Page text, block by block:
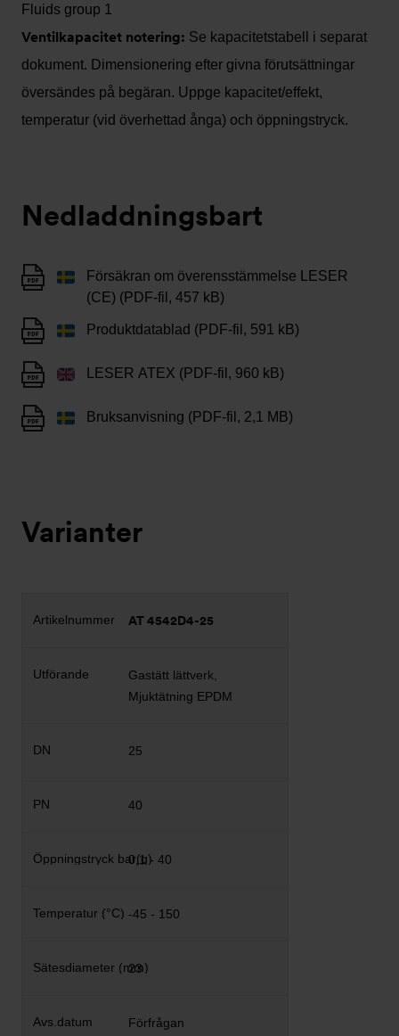
Fluids group 1
Ventilkapacitet notering: Se kapacitetstabell i separat
dokument. Dimensionering efter givna förutsättningar
översändes på begäran. Uppge kapacitet/effekt,
temperatur (vid överhettad ånga) och öppningstryck.
Nedladdningsbart
Försäkran om överensstämmelse LESER
(CE) (PDF-fil, 457 kB)
Produktdatablad (PDF-fil, 591 kB)
LESER ATEX (PDF-fil, 960 kB)
Bruksanvisning (PDF-fil, 2,1 MB)
Varianter
AT 4542D4-25
Gastätt lättverk,
Mjuktätning EPDM
25
40
0,1 - 40
-45 - 150
23
Förfrågan